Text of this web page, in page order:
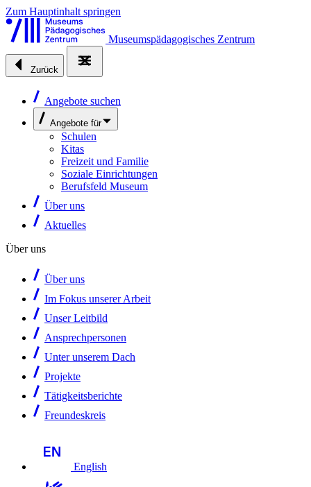
Zum Hauptinhalt springen
Museumspädagogisches Zentrum
Zurück
Angebote suchen
Angebote für
Schulen
Kitas
Freizeit und Familie
Soziale Einrichtungen
Berufsfeld Museum
Über uns
Aktuelles
Über uns
Über uns
Im Fokus unserer Arbeit
Unser Leitbild
Ansprechpersonen
Unter unserem Dach
Projekte
Tätigkeitsberichte
Freundeskreis
English